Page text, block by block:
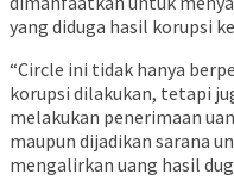
yang diduga hasil korupsi
“Circle ini tidak hanya
korupsi dilakukan, tetapi
melakukan penerimaan
maupun dijadikan sarana
mengalirkan uang hasil